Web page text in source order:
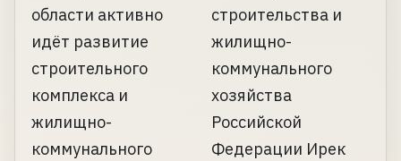
строительства и
жилищно-
коммунального
хозяйства
Российской
Федерации Ирек